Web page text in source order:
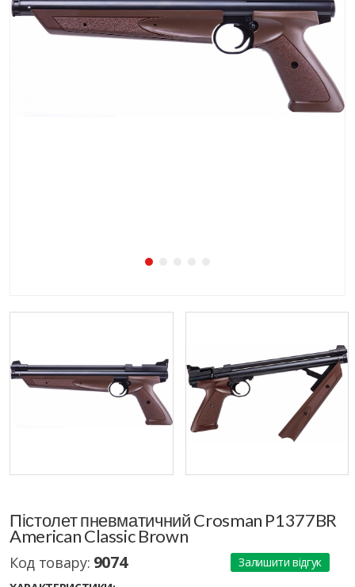
Пістолет пневматичний Crosman P1377BR
American Classic Brown
Код товару: 9074
Залишити відгук